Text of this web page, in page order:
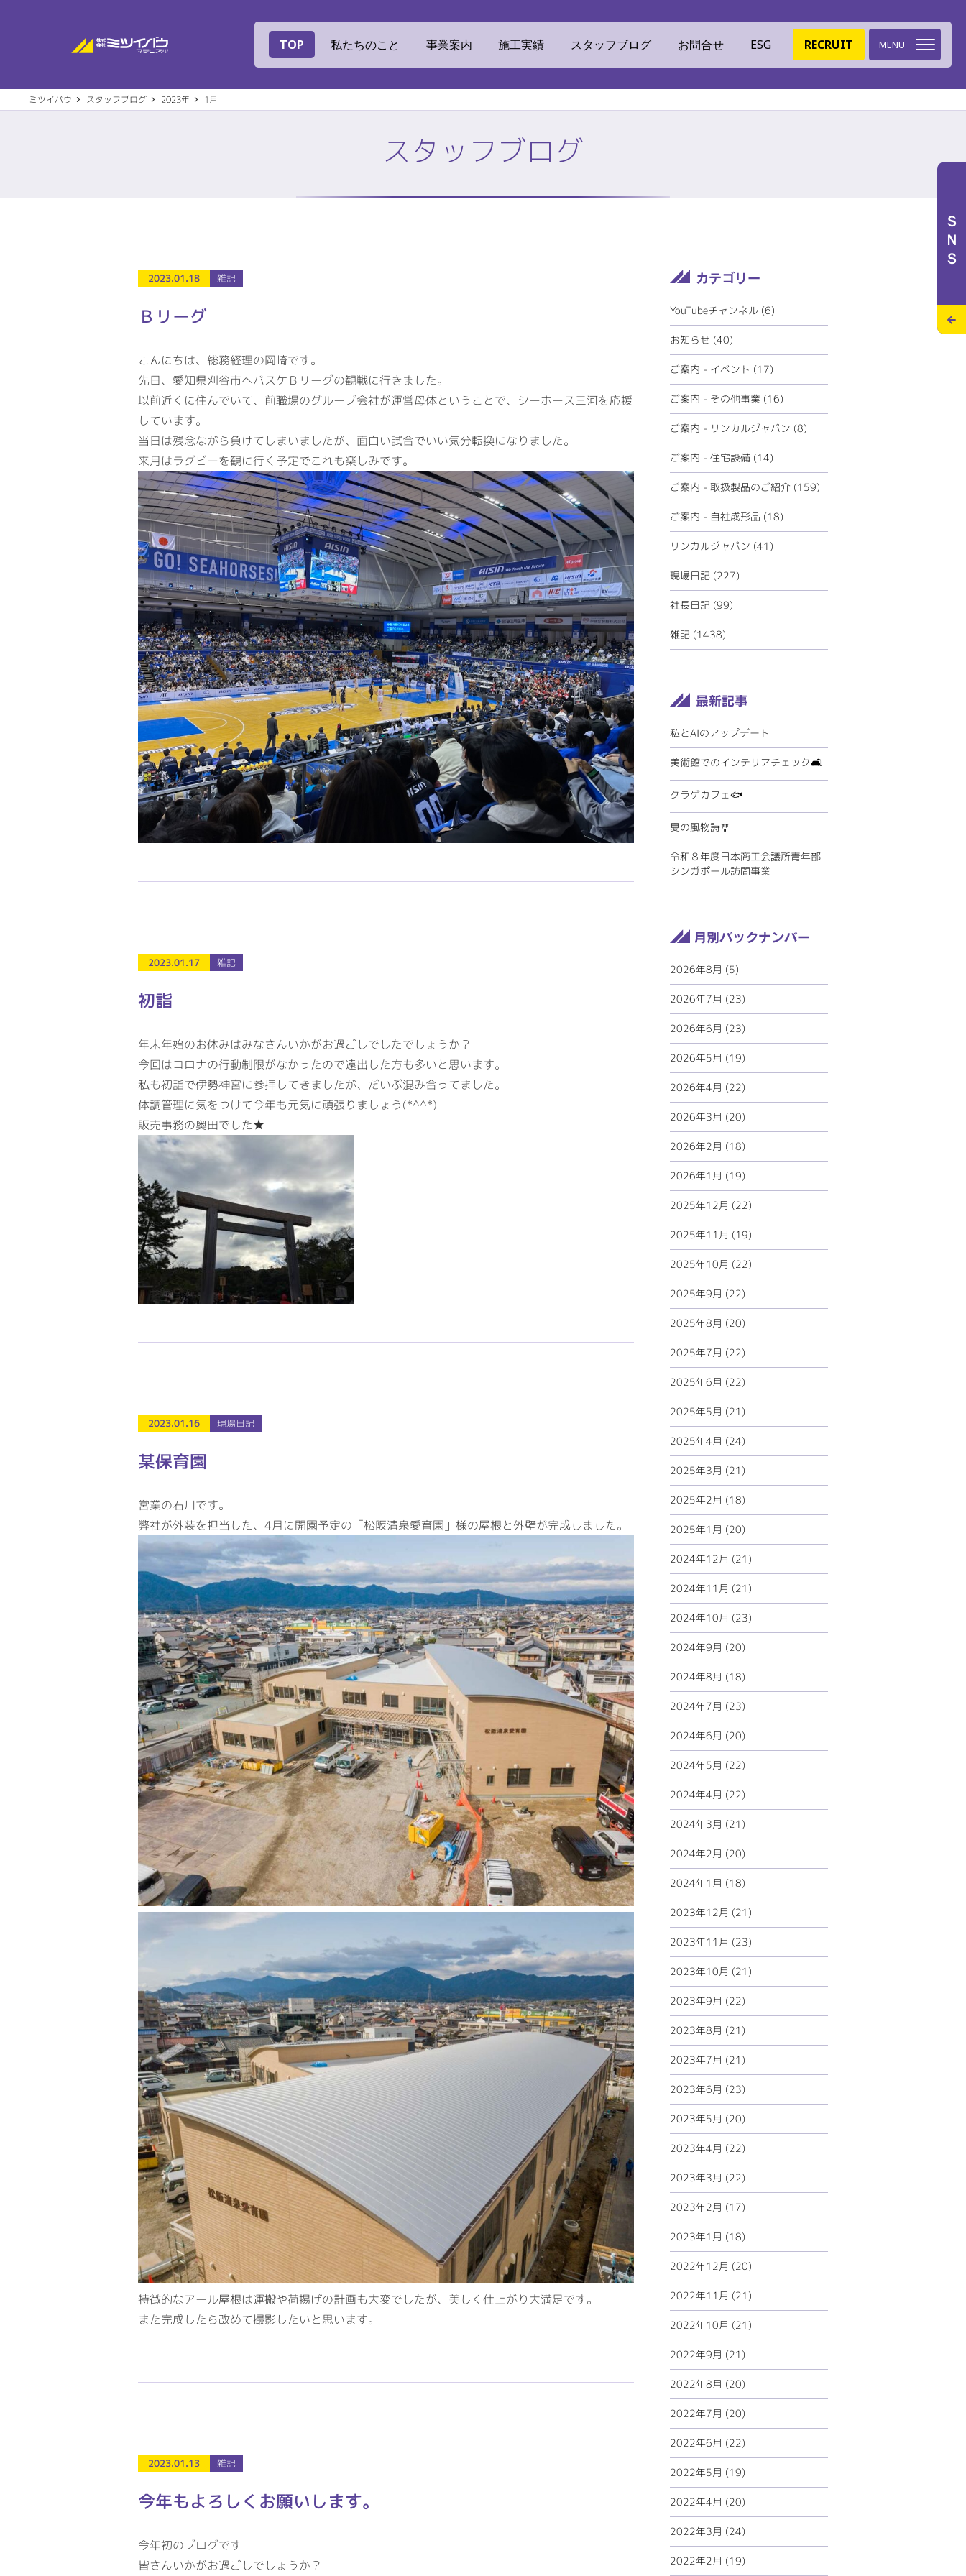
株式会社ミツイバウマテリアル
TOP 私たちのこと
代表挨拶・経営理念 ビジネスドメイン
事業案内
建築素材 ECOリフォーム
施工実績 スタッフブログ お問合せ ESG RECRUIT MENU
ビジネスドメイン
社名の由来
専用加工センター
オフィス環境
環境への取組
ISO認証
特設サイト
ECOリフォーム
ペレットストーブ
ミツイバウデザイン
メディアポリシー
RECRUITサイト
ＳＮＳ
ミツイバウ スタッフブログ 2023年 1月
スタッフブログ
2023.01.18 雑記
Ｂリーグ
こんにちは、総務経理の岡崎です。
先日、愛知県刈谷市へバスケＢリーグの観戦に行きました。
以前近くに住んでいて、前職場のグループ会社が運営母体ということで、シーホース三河を応援
しています。
当日は残念ながら負けてしまいましたが、面白い試合でいい気分転換になりました。
来月はラグビーを観に行く予定でこれも楽しみです。
2023.01.17 雑記
初詣
年末年始のお休みはみなさんいかがお過ごしでしたでしょうか？
今回はコロナの行動制限がなかったので遠出した方も多いと思います。
私も初詣で伊勢神宮に参拝してきましたが、だいぶ混み合ってました。
体調管理に気をつけて今年も元気に頑張りましょう(*^^*)
販売事務の奥田でした★
2023.01.16 現場日記
某保育園
営業の石川です。
弊社が外装を担当した、4月に開園予定の「松阪清泉愛育園」様の屋根と外壁が完成しました。
特徴的なアール屋根は運搬や荷揚げの計画も大変でしたが、美しく仕上がり大満足です。
また完成したら改めて撮影したいと思います。
2023.01.13 雑記
今年もよろしくお願いします。
今年初のブログです
皆さんいかがお過ごしでしょうか？
YouTubeチャンネル (6)
お知らせ (40)
ご案内 - イベント (17)
ご案内 - その他事業 (16)
ご案内 - リンカルジャパン (8)
ご案内 - 住宅設備 (14)
ご案内 - 取扱製品のご紹介 (159)
ご案内 - 自社成形品 (18)
リンカルジャパン (41)
現場日記 (227)
社長日記 (99)
雑記 (1438)
私とAIのアップデート
美術館でのインテリアチェック🛋️
クラゲカフェ🐟
夏の風物詩🎐
令和８年度日本商工会議所青年部
シンガポール訪問事業
2026年8月 (5)
2026年7月 (23)
2026年6月 (23)
2026年5月 (19)
2026年4月 (22)
2026年3月 (20)
2026年2月 (18)
2026年1月 (19)
2025年12月 (22)
2025年11月 (19)
2025年10月 (22)
2025年9月 (22)
2025年8月 (20)
2025年7月 (22)
2025年6月 (22)
2025年5月 (21)
2025年4月 (24)
2025年3月 (21)
2025年2月 (18)
2025年1月 (20)
2024年12月 (21)
2024年11月 (21)
2024年10月 (23)
2024年9月 (20)
2024年8月 (18)
2024年7月 (23)
2024年6月 (20)
2024年5月 (22)
2024年4月 (22)
2024年3月 (21)
2024年2月 (20)
2024年1月 (18)
2023年12月 (21)
2023年11月 (23)
2023年10月 (21)
2023年9月 (22)
2023年8月 (21)
2023年7月 (21)
2023年6月 (23)
2023年5月 (20)
2023年4月 (22)
2023年3月 (22)
2023年2月 (17)
2023年1月 (18)
2022年12月 (20)
2022年11月 (21)
2022年10月 (21)
2022年9月 (21)
2022年8月 (20)
2022年7月 (20)
2022年6月 (22)
2022年5月 (19)
2022年4月 (20)
2022年3月 (24)
2022年2月 (19)